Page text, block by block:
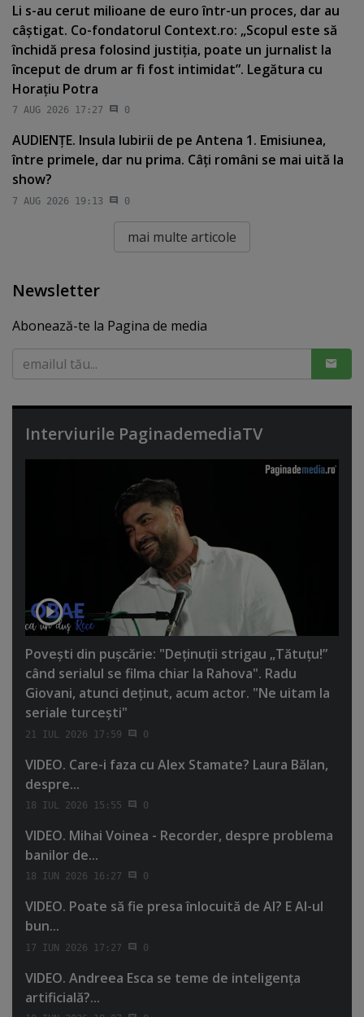
Li s-au cerut milioane de euro într-un proces, dar au
câştigat. Co-fondatorul Context.ro: „Scopul este să
închidă presa folosind justiţia, poate un jurnalist la
început de drum ar fi fost intimidat”. Legătura cu
Horaţiu Potra
7 AUG 2026 17:27 0
AUDIENŢE. Insula Iubirii de pe Antena 1. Emisiunea,
între primele, dar nu prima. Câţi români se mai uită la
show?
7 AUG 2026 19:13 0
mai multe articole
Newsletter
Abonează-te la Pagina de media
Interviurile PaginademediaTV
Poveşti din puşcărie: "Deţinuţii strigau „Tătuţu!”
când serialul se filma chiar la Rahova". Radu
Giovani, atunci deţinut, acum actor. "Ne uitam la
seriale turceşti"
21 IUL 2026 17:59 0
VIDEO. Care-i faza cu Alex Stamate? Laura Bălan,
despre...
18 IUL 2026 15:55 0
VIDEO. Mihai Voinea - Recorder, despre problema
banilor de...
18 IUN 2026 16:27 0
VIDEO. Poate să fie presa înlocuită de AI? E AI-ul
bun...
17 IUN 2026 17:27 0
VIDEO. Andreea Esca se teme de inteligenţa
artificială?...